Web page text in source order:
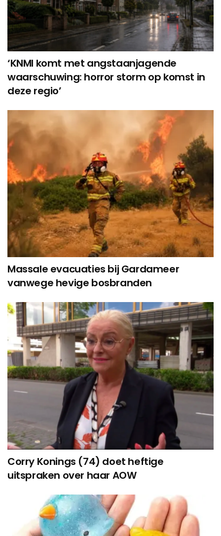
‘KNMI komt met angstaanjagende
waarschuwing: horror storm op komst in
deze regio’
Massale evacuaties bij Gardameer
vanwege hevige bosbranden
Corry Konings (74) doet heftige
uitspraken over haar AOW